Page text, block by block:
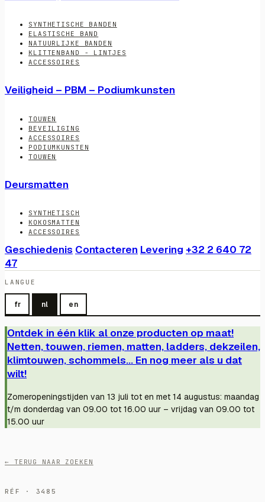
SYNTHETISCHE BANDEN
ELASTISCHE BAND
NATUURLIJKE BANDEN
KLITTENBAND - LINTJES
ACCESSOIRES
Veiligheid – PBM – Podiumkunsten
TOUWEN
BEVEILIGING
ACCESSOIRES
PODIUMKUNSTEN
TOUWEN
Deursmatten
SYNTHETISCH
KOKOSMATTEN
ACCESSOIRES
Geschiedenis Contacteren Levering +32 2 640 72
47
LANGUE
fr nl en
Ontdek in één klik al onze producten op maat!
Netten, touwen, riemen, matten, ladders, dekzeilen,
klimtouwen, schommels... En nog meer als u dat
wilt!
Zomeropeningstijden van 13 juli tot en met 14 augustus: maandag
t/m donderdag van 09.00 tot 16.00 uur – vrijdag van 09.00 tot
15.00 uur
← TERUG NAAR ZOEKEN
RÉF · 3485